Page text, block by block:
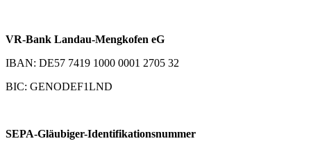
VR-Bank Landau-Mengkofen eG
IBAN: DE57 7419 1000 0001 2705 32
BIC: GENODEF1LND
SEPA-Gläubiger-Identifikationsnummer